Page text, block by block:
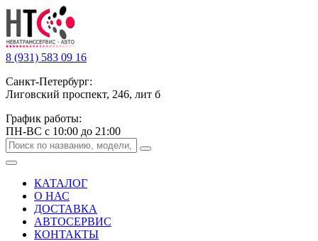
8 (931) 583 09 16
Санкт-Петербург:
Лиговский проспект, 246, лит б
График работы:
ПН-ВС с 10:00 до 21:00
КАТАЛОГ
О НАС
ДОСТАВКА
АВТОСЕРВИС
КОНТАКТЫ